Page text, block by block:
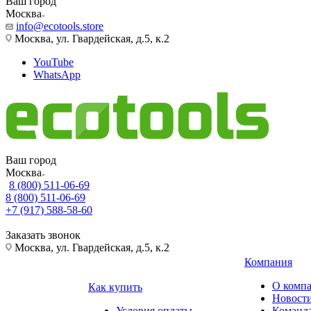
Москва
info@ecotools.store
Москва, ул. Гвардейская, д.5, к.2
YouTube
WhatsApp
Ваш город
Москва
8 (800) 511-06-69
8 (800) 511-06-69
+7 (917) 588-58-60
Заказать звонок
Москва, ул. Гвардейская, д.5, к.2
Как купить
Компания
О